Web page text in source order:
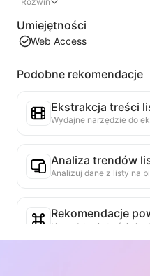
Umiejętności
Web Access
Podobne rekomendacje
Ekstrakcja treści
Analiza trendów
Rekomendacje